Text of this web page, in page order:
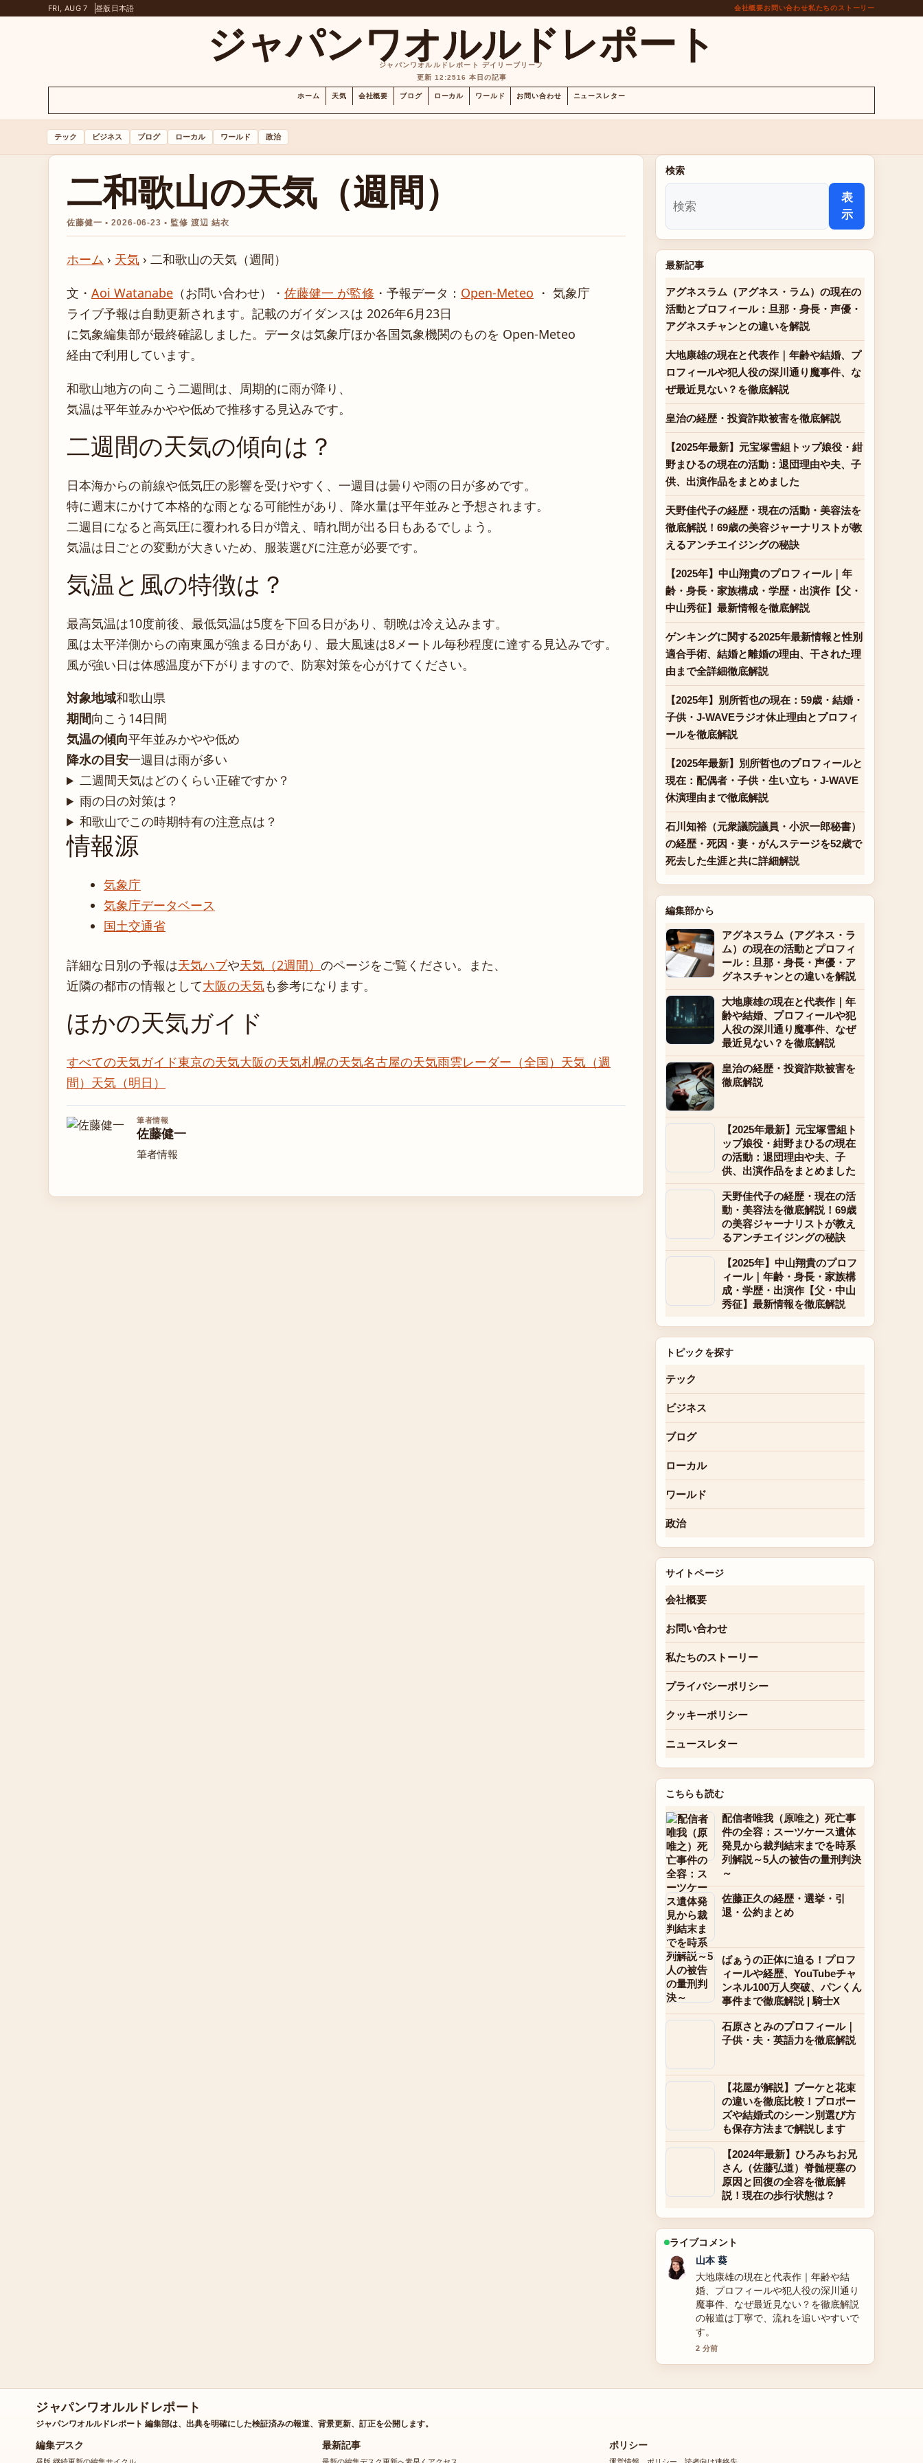
FRI, AUG 7 昼版 日本語 会社概要お問い合わせ私たちのストーリー
ジャパンワオルルドレポート
ジャパンワオルルドレポート デイリーブリーフ
更新 12:2516 本日の記事
ホーム 天気 会社概要 ブログ ローカル ワールド お問い合わせ ニュースレター
テック ビジネス ブログ ローカル ワールド 政治
二和歌山の天気（週間）
佐藤健一 • 2026-06-23 • 監修 渡辺 結衣
ホーム › 天気 › 二和歌山の天気（週間）
文・ Aoi Watanabe （お問い合わせ） ・ 佐藤健一 が監修 ・ 予報データ： Open-Meteo ・ 気象庁
ライブ予報は自動更新されます。記載のガイダンスは 2026年6月23日
に気象編集部が最終確認しました。データは気象庁ほか各国気象機関のものを Open-Meteo
経由で利用しています。
和歌山地方の向こう二週間は、周期的に雨が降り、
気温は平年並みかやや低めで推移する見込みです。
二週間の天気の傾向は？
日本海からの前線や低気圧の影響を受けやすく、一週目は曇りや雨の日が多めです。
特に週末にかけて本格的な雨となる可能性があり、降水量は平年並みと予想されます。
二週目になると高気圧に覆われる日が増え、晴れ間が出る日もあるでしょう。
気温は日ごとの変動が大きいため、服装選びに注意が必要です。
気温と風の特徴は？
最高気温は10度前後、最低気温は5度を下回る日があり、朝晩は冷え込みます。
風は太平洋側からの南東風が強まる日があり、最大風速は8メートル毎秒程度に達する見込みです。
風が強い日は体感温度が下がりますので、防寒対策を心がけてください。
対象地域和歌山県
期間向こう14日間
気温の傾向平年並みかやや低め
降水の目安一週目は雨が多い
二週間天気はどのくらい正確ですか？
雨の日の対策は？
和歌山でこの時期特有の注意点は？
情報源
気象庁
気象庁データベース
国土交通省
詳細な日別の予報は天気ハブや天気（2週間） のページをご覧ください。また、
近隣の都市の情報として大阪の天気も参考になります。
ほかの天気ガイド
すべての天気ガイド東京の天気大阪の天気札幌の天気名古屋の天気雨雲レーダー（全国） 天気（週
間） 天気（明日）
筆者情報
佐藤健一
筆者情報
検索
表
示
最新記事
アグネスラム（アグネス・ラム）の現在の
活動とプロフィール：旦那・身長・声優・
アグネスチャンとの違いを解説
大地康雄の現在と代表作｜年齢や結婚、プ
ロフィールや犯人役の深川通り魔事件、な
ぜ最近見ない？を徹底解説
皇治の経歴・投資詐欺被害を徹底解説
【2025年最新】元宝塚雪組トップ娘役・紺
野まひるの現在の活動：退団理由や夫、子
供、出演作品をまとめました
天野佳代子の経歴・現在の活動・美容法を
徹底解説！69歳の美容ジャーナリストが教
えるアンチエイジングの秘訣
【2025年】中山翔貴のプロフィール｜年
齢・身長・家族構成・学歴・出演作【父・
中山秀征】最新情報を徹底解説
ゲンキングに関する2025年最新情報と性別
適合手術、結婚と離婚の理由、干された理
由まで全詳細徹底解説
【2025年】別所哲也の現在：59歳・結婚・
子供・J-WAVEラジオ休止理由とプロフィ
ールを徹底解説
【2025年最新】別所哲也のプロフィールと
現在：配偶者・子供・生い立ち・J-WAVE
休演理由まで徹底解説
石川知裕（元衆議院議員・小沢一郎秘書）
の経歴・死因・妻・がんステージを52歳で
死去した生涯と共に詳細解説
編集部から
アグネスラム（アグネス・ラ
ム）の現在の活動とプロフィ
ール：旦那・身長・声優・ア
グネスチャンとの違いを解説
大地康雄の現在と代表作｜年
齢や結婚、プロフィールや犯
人役の深川通り魔事件、なぜ
最近見ない？を徹底解説
皇治の経歴・投資詐欺被害を
徹底解説
【2025年最新】元宝塚雪組ト
ップ娘役・紺野まひるの現在
の活動：退団理由や夫、子
供、出演作品をまとめました
天野佳代子の経歴・現在の活
動・美容法を徹底解説！69歳
の美容ジャーナリストが教え
るアンチエイジングの秘訣
【2025年】中山翔貴のプロフ
ィール｜年齢・身長・家族構
成・学歴・出演作【父・中山
秀征】最新情報を徹底解説
トピックを探す
テック
ビジネス
ブログ
ローカル
ワールド
政治
サイトページ
会社概要
お問い合わせ
私たちのストーリー
プライバシーポリシー
クッキーポリシー
ニュースレター
こちらも読む
配信者唯我（原唯之）死亡事
件の全容：スーツケース遺体
発見から裁判結末までを時系
列解説～5人の被告の量刑判決
～
佐藤正久の経歴・選挙・引
退・公約まとめ
ばぁうの正体に迫る！プロフ
ィールや経歴、YouTubeチャ
ンネル100万人突破、パンくん
事件まで徹底解説 | 騎士X
石原さとみのプロフィール｜
子供・夫・英語力を徹底解説
【花屋が解説】ブーケと花束
の違いを徹底比較！プロポー
ズや結婚式のシーン別選び方
も保存方法まで解説します
【2024年最新】ひろみちお兄
さん（佐藤弘道）脊髄梗塞の
原因と回復の全容を徹底解
説！現在の歩行状態は？
ライブコメント
加藤 海斗
皇治の経歴・投資詐欺被害を徹底解説
周辺の検証がしっかりしていて安心感
があります。
4 分前
ジャパンワオルルドレポート
ジャパンワオルルドレポート 編集部は、出典を明確にした検証済みの報道、背景更新、訂正を公開します。
編集デスク
昼版 継続更新の編集サイクル
会社概要
最新記事
最新の編集デスク更新へ素早くアクセス。
アグネスラム（アグネス・ラム）の現在の活動とプロフィール：旦那・身
運営情報、ポリシー、読者向け連絡先。
会社概要